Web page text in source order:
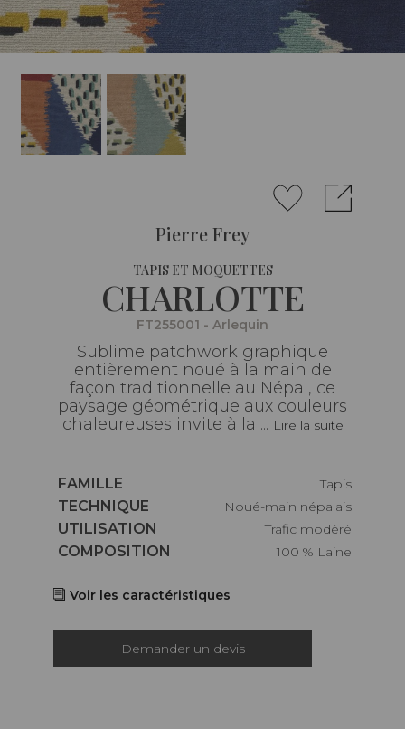
Pierre Frey
TAPIS ET MOQUETTES
CHARLOTTE
FT255001 - Arlequin
Sublime patchwork graphique
entièrement noué à la main de
façon traditionnelle au Népal, ce
paysage géométrique aux couleurs
chaleureuses invite à la ... Lire la suite
Caractéristiques
FAMILLE
Tapis
Caractéristiques
TECHNIQUE
Noué-main népalais
Caractéristiques
UTILISATION
Trafic modéré
Caractéristiques
COMPOSITION 100 % Laine
Voir les caractéristiques
Demander un devis